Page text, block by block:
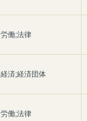
労働;法律
経済;経済団体
労働;法律